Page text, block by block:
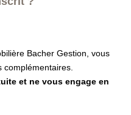
Bacher Gestion, vous
et ne vous engage en